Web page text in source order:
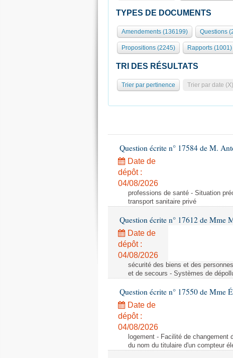
TYPES DE DOCUMENTS
Amendements (136199) Questions
Propositions (2245) Rapports (1001)
TRI DES RÉSULTATS
Trier par pertinence Trier par date (X)
Question écrite n° 17584 de M.
Date de
dépôt :
04/08/2026
professions de santé - Situation
transport sanitaire privé
Question écrite n° 17612 de Mme
Date de
dépôt :
04/08/2026
sécurité des biens et des
et de secours - Systèmes de
Question écrite n° 17550 de Mme
Date de
dépôt :
04/08/2026
logement - Facilité de changement
du nom du titulaire d'un compteur